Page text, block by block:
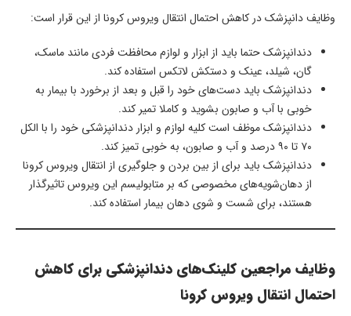
وظایف دانپزشک در کاهش احتمال انتقال ویروس کرونا از این قرار است:
دندانپزشک حتما باید از ابزار و لوازم محافظت فردی مانند ماسک،
گان، شیلد، عینک و دستکش لاتکس استفاده کند.
دندانپزشک باید دست‌های خود را قبل و بعد از برخورد با بیمار به
خوبی با آب و صابون بشوید و کاملا تمیر کند.
دندانپزشک موظف است کلیه لوازم و ابزار دندانپزشکی خود را با الکل
۷۰ تا ۹۰ درصد و آب و صابون، به خوبی تمیز کند.
دندانپزشک باید برای از بین بردن و جلوگیری از انتقال ویروس کرونا
از دهان‌شویه‌های مخصوصی که بر متابولیسم این ویروس تاثیرگذار
هستند، برای شست و شوی دهان بیمار استفاده کند.
وظایف مراجعین کلینک‌های دندانپزشکی برای کاهش
احتمال انتقال ویروس کرونا